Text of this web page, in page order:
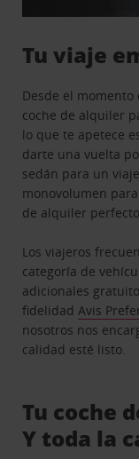
Tu viaje
Desde el
coche de alquiler
lo que te apetece
darte una vuelta
sedán para un
monovolumen
de alquiler
Los viajeros
categoría de
adicionales
fidelidadAvis
nosotros nos
calidad esté listo.
Tu coche
Y toda la